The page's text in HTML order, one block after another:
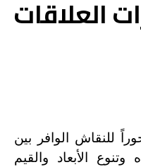
العلاقات
للنقاش الوافر بين
الأبعاد والقيم